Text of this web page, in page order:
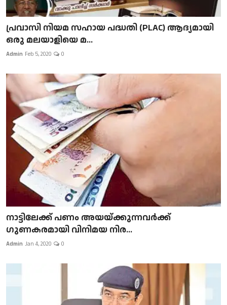
പ്രവാസി നിയമ സഹായ പദ്ധതി (PLAC) ആദ്യമായി
ഒരു മലയാളിയെ മ...
Admin Feb 5, 2020 0
നാട്ടിലേക്ക് പണം അയയ്ക്കുന്നവർക്ക്
ഗുണകരമായി വിനിമയ നിര...
Admin Jan 4, 2020 0